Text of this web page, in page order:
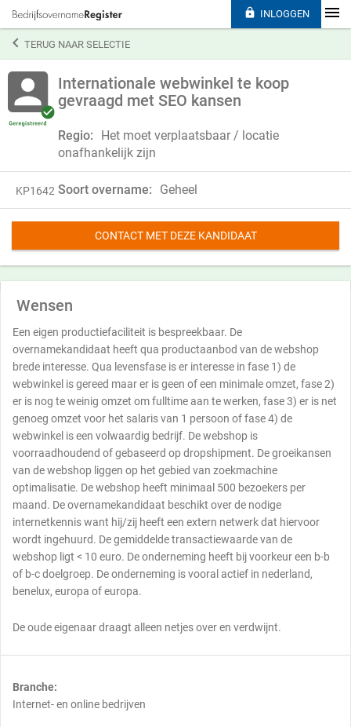
TERUG NAAR SELECTIE
Internationale webwinkel te koop
gevraagd met SEO kansen
Regio:
Het moet verplaatsbaar / locatie
onafhankelijk zijn
KP1642 Soort overname: Geheel
CONTACT MET DEZE KANDIDAAT
Wensen
Een eigen productiefaciliteit is bespreekbaar. De
overnamekandidaat heeft qua productaanbod van de webshop
brede interesse. Qua levensfase is er interesse in fase 1) de
webwinkel is gereed maar er is geen of een minimale omzet, fase 2)
er is nog te weinig omzet om fulltime aan te werken, fase 3) er is net
genoeg omzet voor het salaris van 1 persoon of fase 4) de
webwinkel is een volwaardig bedrijf. De webshop is
voorraadhoudend of gebaseerd op dropshipment. De groeikansen
van de webshop liggen op het gebied van zoekmachine
optimalisatie. De webshop heeft minimaal 500 bezoekers per
maand. De overnamekandidaat beschikt over de nodige
internetkennis want hij/zij heeft een extern netwerk dat hiervoor
wordt ingehuurd. De gemiddelde transactiewaarde van de
webshop ligt < 10 euro. De onderneming heeft bij voorkeur een b-b
of b-c doelgroep. De onderneming is vooral actief in nederland,
benelux, europa of europa.
De oude eigenaar draagt alleen netjes over en verdwijnt.
Branche:
Internet- en online bedrijven
 INLOGGEN